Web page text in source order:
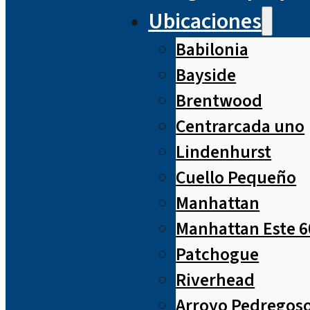
Ubicaciones
Babilonia
Bayside
Brentwood
Centrarcada uno
Lindenhurst
Cuello Pequeño
Manhattan
Manhattan Este
Patchogue
Riverhead